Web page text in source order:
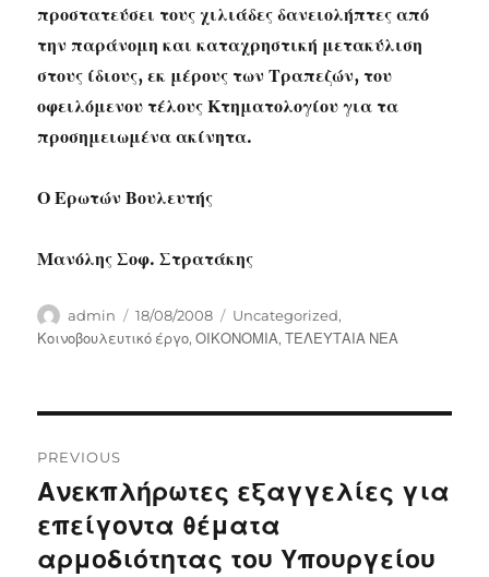
προστατεύσει τους χιλιάδες δανειολήπτες από
την παράνομη και καταχρηστική μετακύλιση
στους ίδιους, εκ μέρους των Τραπεζών, του
οφειλόμενου τέλους Κτηματολογίου για τα
προσημειωμένα ακίνητα.
Ο Ερωτών Βουλευτής
Μανόλης Σοφ. Στρατάκης
Author
admin
Posted
on
18/08/2008 Categories
Uncategorized,
Κοινοβουλευτικό έργο,ΟΙΚΟΝΟΜΙΑ,ΤΕΛΕΥΤΑΙΑ ΝΕΑ
navigation
PREVIOUS
Previous
post:
Ανεκπλήρωτες εξαγγελίες για
επείγοντα θέματα
αρμοδιότητας του Υπουργείου